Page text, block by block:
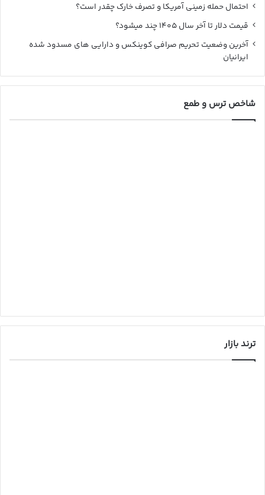
احتمال حمله زمینی آمریکا و تصرف خارک چقدر است؟
قیمت دلار تا آخر سال ۱۴۰۵ چند میشود؟
آخرین وضعیت تحریم صرافی کوینکس و دارایی های مسدود شده
ایرانیان
شاخص ترس و طمع
ترند بازار